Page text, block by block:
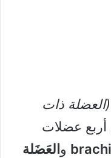
(العضلة ذات
أربع عضلات
و العَضَلة